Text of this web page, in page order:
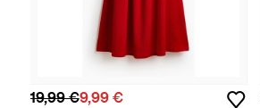
19,99 €9,99 €